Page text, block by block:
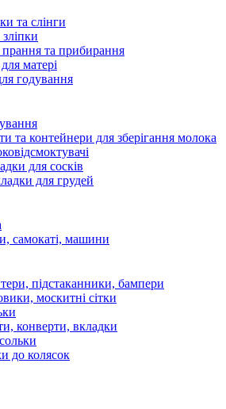
та слінги
прання та прибирання
матері
годування
та контейнери для зберігання молока
для сосків
для грудей
самокаті, машини
підстаканники, бампери
москитні сітки
конверти, вкладки
до колясок